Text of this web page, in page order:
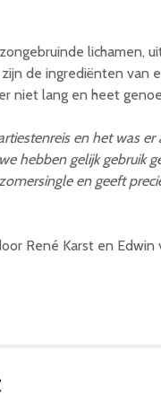
lichamen,
de ingrediënten van
niet lang en heet
en het was
hebben gelijk gebruik
en geeft
René Karst en Edwin